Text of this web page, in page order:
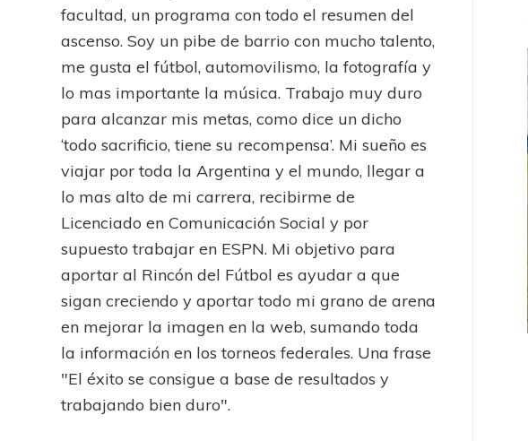
facultad, un programa con todo el resumen del
ascenso. Soy un pibe de barrio con mucho talento,
me gusta el fútbol, automovilismo, la fotografía y
lo mas importante la música. Trabajo muy duro
para alcanzar mis metas, como dice un dicho
‘todo sacrificio, tiene su recompensa’. Mi sueño es
viajar por toda la Argentina y el mundo, llegar a
lo mas alto de mi carrera, recibirme de
Licenciado en Comunicación Social y por
supuesto trabajar en ESPN. Mi objetivo para
aportar al Rincón del Fútbol es ayudar a que
sigan creciendo y aportar todo mi grano de arena
en mejorar la imagen en la web, sumando toda
la información en los torneos federales. Una frase
"El éxito se consigue a base de resultados y
trabajando bien duro".
FÚTBOL FEMENINO
REGIONAL AMATEUR
Verónica jugará ante Estrella del Sur en el
FÚTBOL FEMENINO
LIGA DE LA COSTA